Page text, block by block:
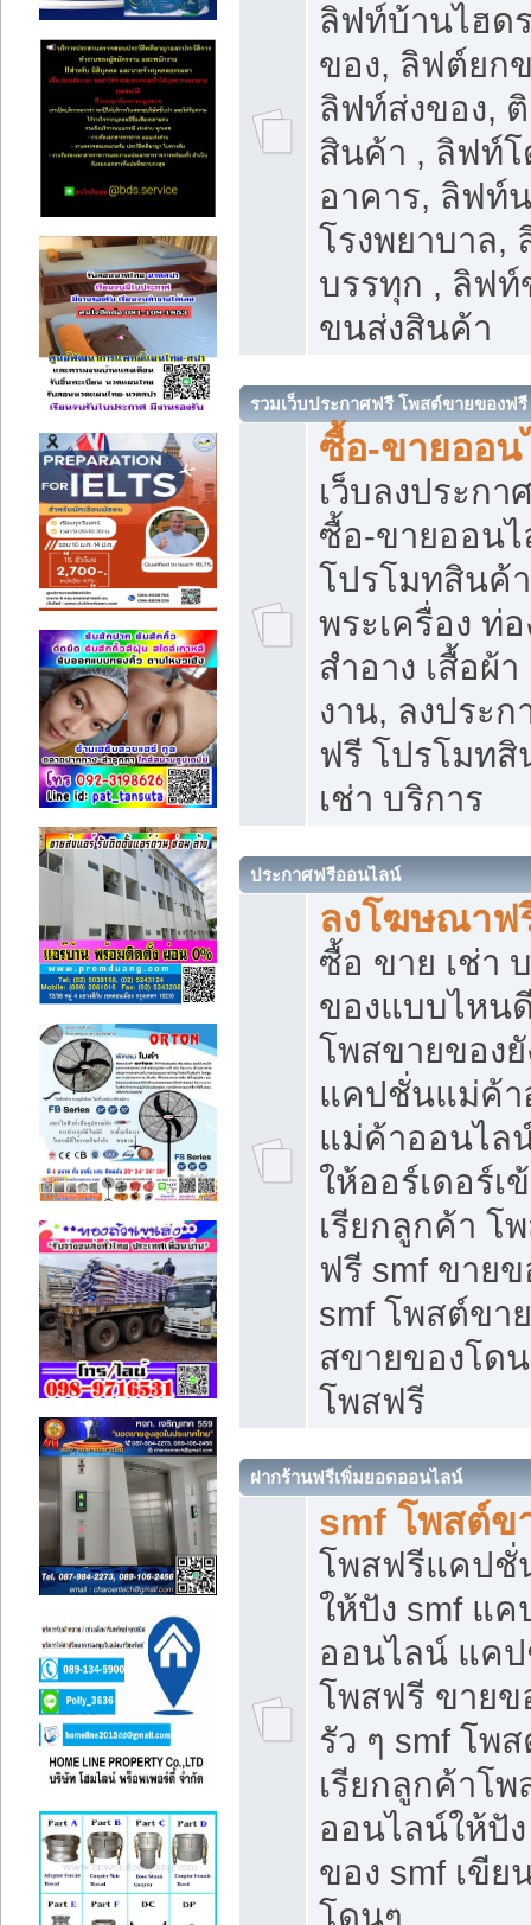
ลิฟท์บ้านไฮด
ของ, ลิฟต์ยก
ลิฟท์ส่งของ,
สินค้า , ลิฟท์
อาคาร, ลิฟท์
โรงพยาบาล,
บรรทุก , ลิฟ
ขนส่งสินค้า
รวมเว็บประกาศฟรี โพสต์ขายของฟรี
ซื้อ-ขายออน
เว็บลงประก
ซื้อ-ขายออน
โปรโมทสินค้
พระเครื่อง ท่อ
สำอาง เสื้อผ้
งาน, ลงประ
ฟรี โปรโมท
เช่า บริการ
ประกาศฟรีออนไลน์
ลงโฆษณาฟ
ซื้อ ขาย เช่า
ของแบบไหน
โพสขายของยั
แคปชั่นแม่ค้
แม่ค้าออนไล
ให้ออร์เดอร์เ
เรียกลูกค้า โ
ฟรี smf ขาย
smf โพสต์ขา
สขายของโด
โพสฟรี
ฝากร้านฟรีเพิ่มยอดออนไลน์
smf โพสต์ข
โพสฟรีแคปชั่
ให้ปัง smf แ
ออนไลน์ แค
โพสฟรี ขายข
รัว ๆ smf โพ
เรียกลูกค้าโ
ออนไลน์ให้ปั
ของ smf เขี
โดนๆ